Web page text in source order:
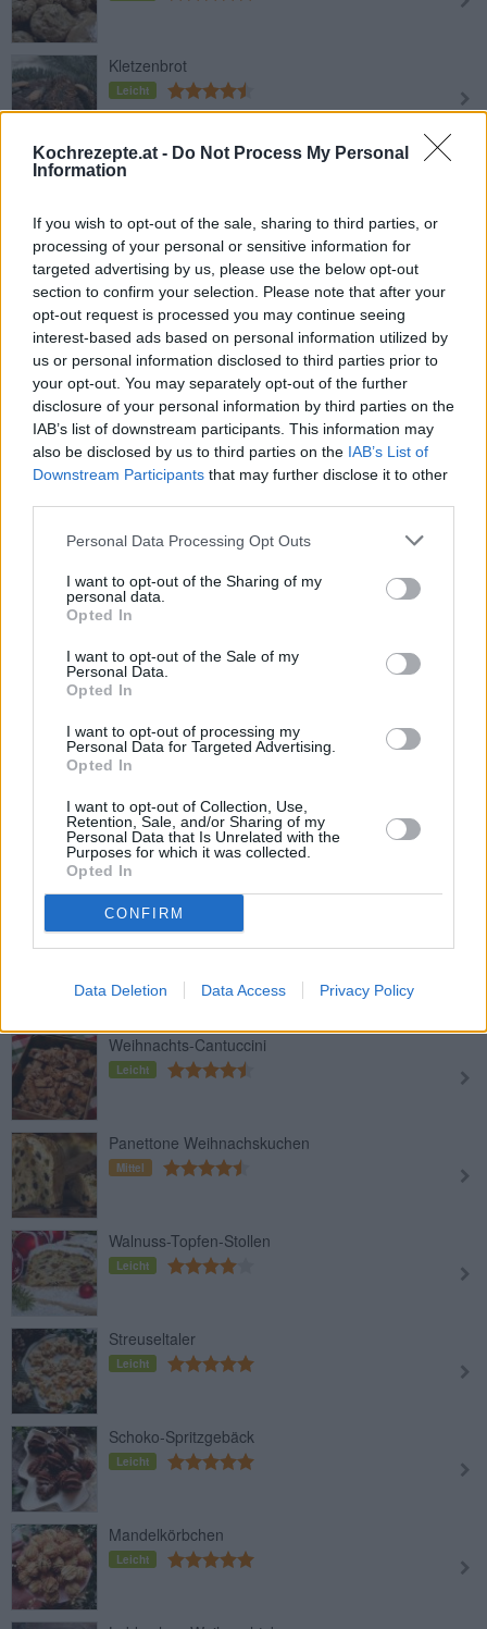
Kochrezepte.at - Do Not Process My Personal
Information
If you wish to opt-out of the sale, sharing to third parties, or
processing of your personal or sensitive information for
targeted advertising by us, please use the below opt-out
section to confirm your selection. Please note that after your
opt-out request is processed you may continue seeing
interest-based ads based on personal information utilized by
us or personal information disclosed to third parties prior to
your opt-out. You may separately opt-out of the further
disclosure of your personal information by third parties on the
IAB’s list of downstream participants. This information may
also be disclosed by us to third parties on the IAB’s List of
Downstream Participants that may further disclose it to other
Personal Data Processing Opt Outs
I want to opt-out of the Sharing of my
personal data.
Opted In
I want to opt-out of the Sale of my
Personal Data.
Opted In
I want to opt-out of processing my
Personal Data for Targeted Advertising.
Opted In
I want to opt-out of Collection, Use,
Retention, Sale, and/or Sharing of my
Personal Data that Is Unrelated with the
Purposes for which it was collected.
Opted In
CONFIRM
Data Deletion Data Access Privacy Policy
Kletzenbrot
Leicht
Weiße Schoko-Schneeflocken
Schokoladenwurst mit Nüssen
Leicht
Lebkuchen-Teelicht
Mittel
Süße Schokoladen-Zimt-Rollen
Leicht
Klassische Vanillekipferl
Leicht
Mini-Lebkuchen mit Schoko-Glasur
Mittel
Schoko-Kokoswürfel
Cranberry-Mandel-Stollen
Leicht
Adventstollen
Weihnachts-Cantuccini
Leicht
Panettone Weihnachskuchen
Mittel
Walnuss-Topfen-Stollen
Leicht
Streuseltaler
Leicht
Schoko-Spritzgebäck
Leicht
Mandelkörbchen
Leicht